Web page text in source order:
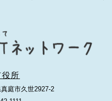
所
庭市久世2927-2